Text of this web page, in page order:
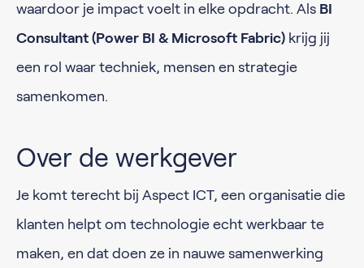
waardoor je impact voelt in elke opdracht. Als BI
Consultant (Power BI & Microsoft Fabric) krijg jij
een rol waar techniek, mensen en strategie
samenkomen.
Over de werkgever
Je komt terecht bij Aspect ICT, een organisatie die
klanten helpt om technologie echt werkbaar te
maken, en dat doen ze in nauwe samenwerking